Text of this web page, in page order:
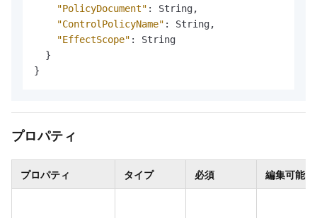
"PolicyDocument" : String,
"ControlPolicyName" : String,
"EffectScope" :
String
}
}
プロパティ
プロパティ タイプ 必須 編集可能